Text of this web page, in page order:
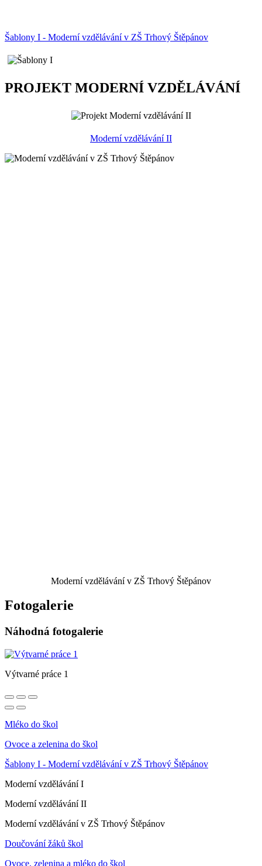
Šablony I - Moderní vzdělávání v ZŠ Trhový Štěpánov
PROJEKT MODERNÍ VZDĚLÁVÁNÍ
Moderní vzdělávání II
Moderní vzdělávání v ZŠ Trhový Štěpánov
Fotogalerie
Náhodná fotogalerie
Výtvarné práce 1
Mléko do škol
Ovoce a zelenina do škol
Šablony I - Moderní vzdělávání v ZŠ Trhový Štěpánov
Moderní vzdělávání I
Moderní vzdělávání II
Moderní vzdělávání v ZŠ Trhový Štěpánov
Doučování žáků škol
Ovoce, zelenina a mléko do škol